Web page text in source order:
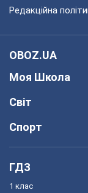
Редакційна
OBOZ.UA
Моя Школа
Світ
Спорт
ГДЗ
1 клас